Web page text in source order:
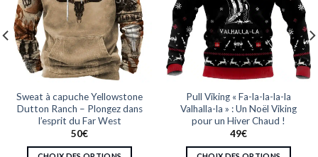
Sweat à capuche Yellowstone
Dutton Ranch – Plongez dans
l’esprit du Far West
50€
Pull Viking « Fa-la-la-la-la
Valhalla-la » : Un Noël Viking
pour un Hiver Chaud !
49€